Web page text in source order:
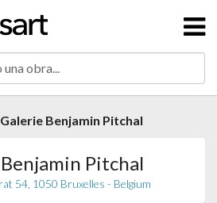
Galerie Benjamin Pitchal
Pitchal
54, 1050 Bruxelles - Belgium